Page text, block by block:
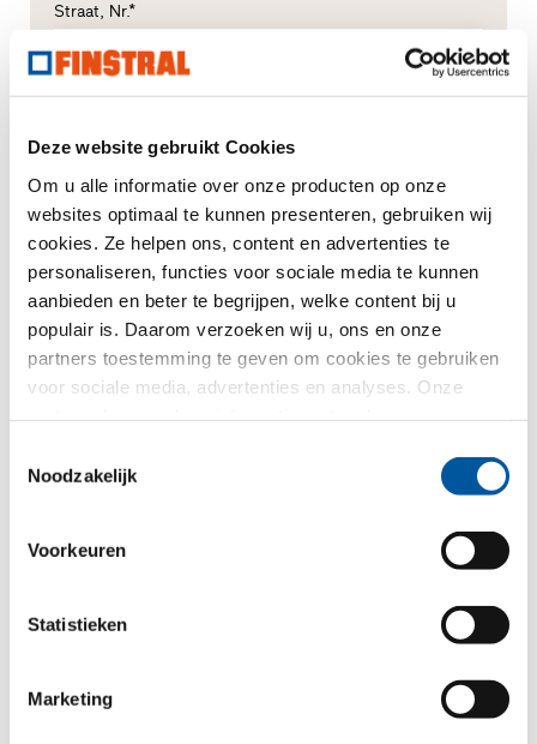
Deze website gebruikt Cookies
Om u alle informatie over onze producten op onze
websites optimaal te kunnen presenteren, gebruiken wij
cookies. Ze helpen ons, content en advertenties te
personaliseren, functies voor sociale media te kunnen
aanbieden en beter te begrijpen, welke content bij u
populair is. Daarom verzoeken wij u, ons en onze
partners toestemming te geven om cookies te gebruiken
voor sociale media, advertenties en analyses. Onze
kader van uw gebruik van de diensten hebben
Noodzakelijk
Voorkeuren
Statistieken
Marketing
Straat, Nr.*
Land*
Kiezen
Selectie CAD-data voor vleugelvarianten
FIN-Window Vast raam 90
Stuur mij a.u.b. de volgende CAD-details toe*